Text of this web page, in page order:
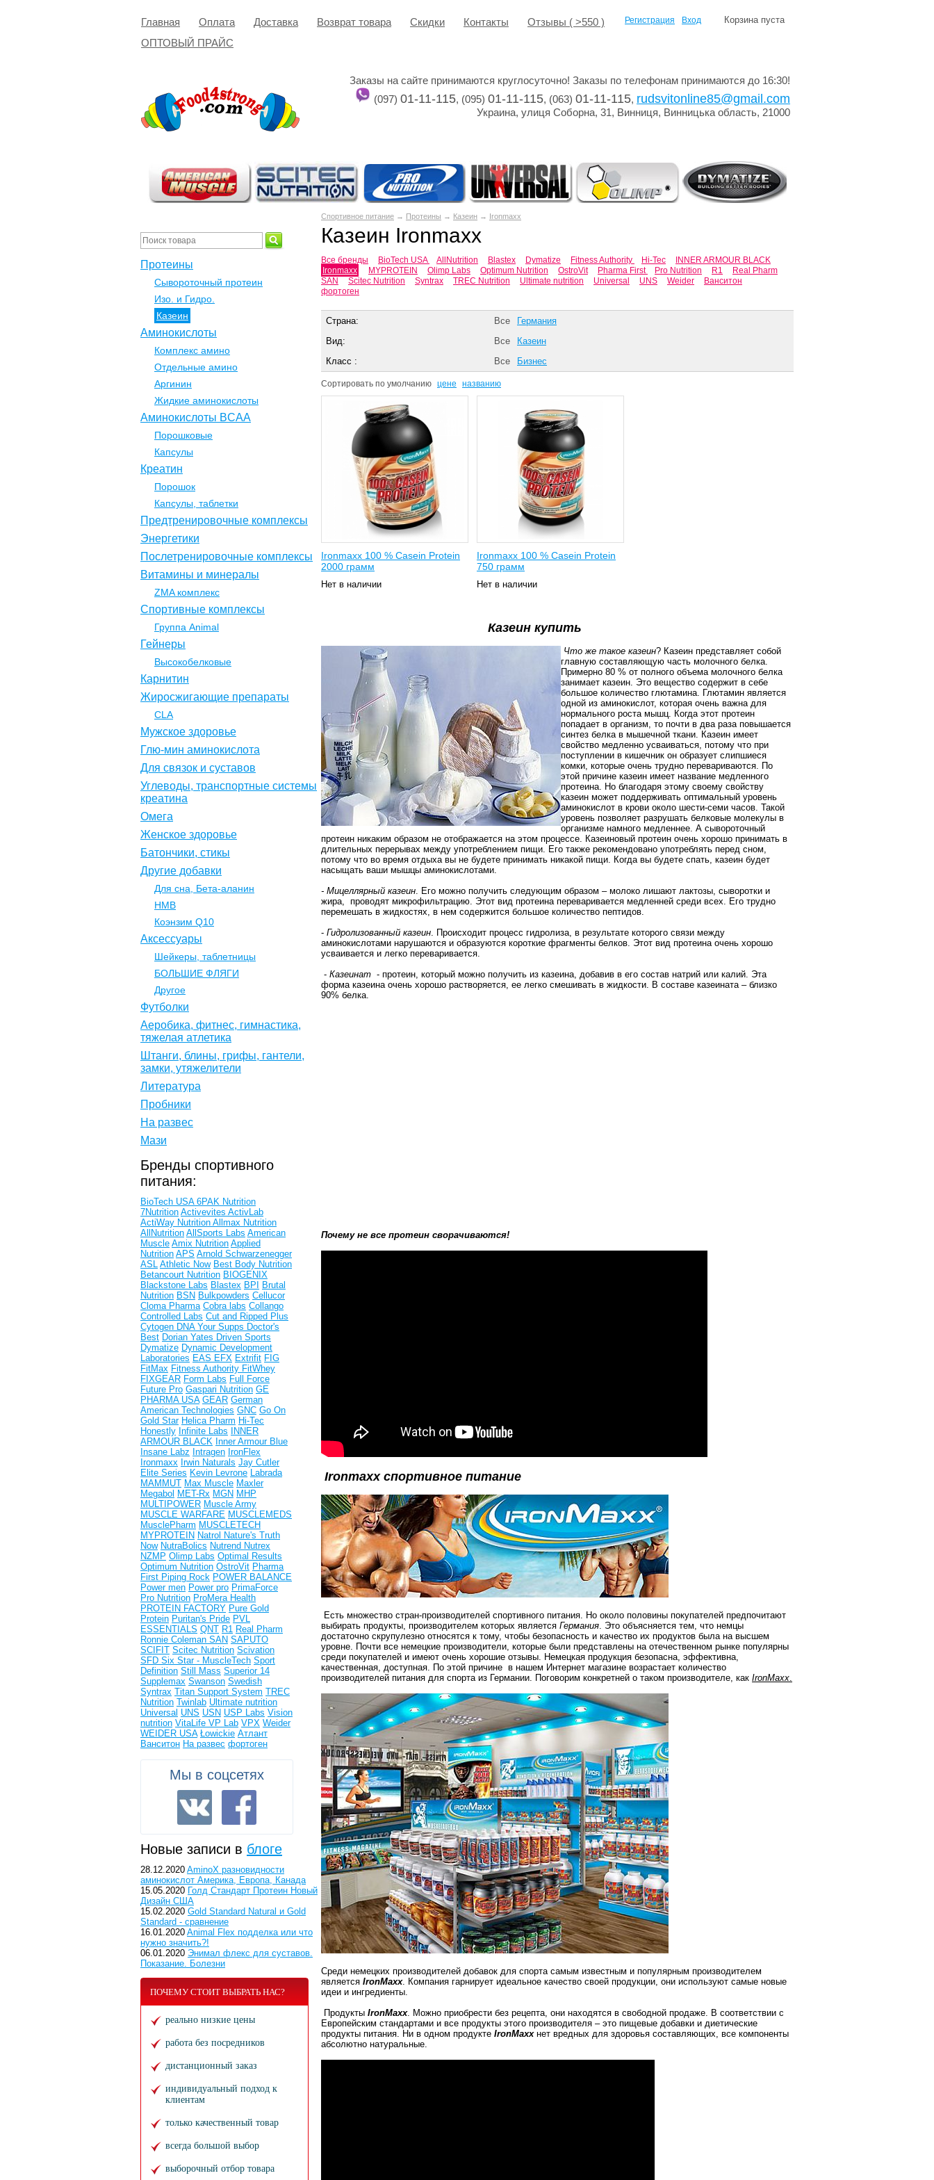
Главная Оплата Доставка Возврат товара Cкидки Контакты
Отзывы ( >550 )
ОПТОВЫЙ ПРАЙС
Корзина пуста
Регистрация Вход
Заказы на сайте принимаются круглосуточно! Заказы по телефонам принимаются до 16:30!
(097) 01-11-115, (095) 01-11-115, (063) 01-11-115, rudsvitonline85@gmail.com
Украина, улиця Соборна, 31, Винниця, Винницька область, 21000
Спортивное питание → Протеины → Казеин → Ironmaxx
Казеин Ironmaxx
Все бренды BioTech USA AllNutrition Blastex Dymatize Fitness Authority Hi-Tec
INNER ARMOUR BLACK
Ironmaxx
MYPROTEIN Olimp Labs Optimum Nutrition OstroVit Pharma First Pro Nutrition R1
Real Pharm
SAN
Scitec Nutrition Syntrax TREC Nutrition Ultimate nutrition Universal UNS Weider
Ванситон
фортоген
Страна: Все
Германия
Вид:
Все
Казеин
Класс :
Все Бизнес
Сортировать по умолчанию цене названию
Ironmaxx 100 % Casein Protein
2000 грамм
Нет в наличии
Ironmaxx 100 % Casein Protein
750 грамм
Нет в наличии
Казеин купить
Что же такое казеин? Казеин представляет собой
главную составляющую часть молочного белка.
Примерно 80 % от полного объема молочного белка
занимает казеин. Это вещество содержит в себе
большое количество глютамина. Глютамин является
одной из аминокислот, которая очень важна для
нормального роста мышц. Когда этот протеин
попадает в организм, то почти в два раза повышается
синтез белка в мышечной ткани. Казеин имеет
свойство медленно усваиваться, потому что при
поступлении в кишечник он образует слипшиеся
комки, которые очень трудно перевариваются. По
этой причине казеин имеет название медленного
протеина. Но благодаря этому своему свойству
казеин может поддерживать оптимальный уровень
аминокислот в крови около шести-семи часов. Такой
уровень позволяет разрушать белковые молекулы в
организме намного медленнее. А сывороточный
протеин никаким образом не отображается на этом процессе. Казеиновый протеин очень хорошо принимать в
длительных перерывах между употреблением пищи. Его также рекомендовано употреблять перед сном,
потому что во время отдыха вы не будете принимать никакой пищи. Когда вы будете спать, казеин будет
насыщать ваши мышцы аминокислотами.
- Мицеллярный казеин. Его можно получить следующим образом – молоко лишают лактозы, сыворотки и
жира, проводят микрофильтрацию. Этот вид протеина переваривается медленней среди всех. Его трудно
перемешать в жидкостях, в нем содержится большое количество пептидов.
- Гидролизованный казеин. Происходит процесс гидролиза, в результате которого связи между
аминокислотами нарушаются и образуются короткие фрагменты белков. Этот вид протеина очень хорошо
усваивается и легко переваривается.
- Казеинат - протеин, который можно получить из казеина, добавив в его состав натрий или калий. Эта
форма казеина очень хорошо растворяется, ее легко смешивать в жидкости. В составе казеината – близко
90% белка.
Почему не все протеин сворачиваются!
Ironmaxx спортивное питание
Есть множество стран-производителей спортивного питания. Но около половины покупателей предпочитают
выбирать продукты, производителем которых является Германия. Это объясняется тем, что немцы
достаточно скрупулезно относятся к тому, чтобы безопасность и качество их продуктов была на высшем
уровне. Почти все немецкие производители, которые были представлены на отечественном рынке популярны
среди покупателей и имеют очень хорошие отзывы. Немецкая продукция безопасна, эффективна,
качественная, доступная. По этой причине в нашем Интернет магазине возрастает количество
производителей питания для спорта из Германии. Поговорим конкретней о таком производителе, как IronMaxx.
Среди немецких производителей добавок для спорта самым известным и популярным производителем
является IronMaxx. Компания гарнирует идеальное качество своей продукции, они используют самые новые
идеи и ингредиенты.
Продукты IronMaxx. Можно приобрести без рецепта, они находятся в свободной продаже. В соответствии с
Европейским стандартами и все продукты этого производителя – это пищевые добавки и диетические
продукты питания. Ни в одном продукте IronMaxx нет вредных для здоровья составляющих, все компоненты
абсолютно натуральные.
Протеины
Сывороточный протеин
Изо. и Гидро.
Казеин
Аминокислоты
Комплекс амино
Отдельные амино
Аргинин
Жидкие аминокислоты
Аминокислоты BCAA
Порошковые
Капсулы
Креатин
Порошок
Капсулы, таблетки
Предтренировочные комплексы
Энергетики
Послетренировочные комплексы
Витамины и минералы
ZMA комплекс
Спортивные комплексы
Группа Animal
Гейнеры
Высокобелковые
Карнитин
Жиросжигающие препараты
CLA
Мужское здоровье
Глю-мин аминокислота
Для связок и суставов
Углеводы, транспортные системы
креатина
Омега
Женское здоровье
Батончики, стикы
Другие добавки
Для сна, Бета-аланин
НМВ
Коэнзим Q10
Аксессуары
Шейкеры, таблетницы
БОЛЬШИЕ ФЛЯГИ
Другое
Футболки
Аеробика, фитнес, гимнастика,
тяжелая атлетика
Штанги, блины, грифы, гантели,
замки, утяжелители
Литература
Пробники
На развес
Мази
Бренды спортивного
питания:
BioTech USA 6PAK Nutrition
7Nutrition Activevites ActivLab
ActiWay Nutrition Allmax Nutrition
AllNutrition AllSports Labs American
Muscle Amix Nutrition Applied
Nutrition APS Arnold Schwarzenegger
ASL Athletic Now Best Body Nutrition
Betancourt Nutrition BIOGENIX
Blackstone Labs Blastex BPI
Brutal
Nutrition BSN Bulkpowders Cellucor
Cloma Pharma Cobra labs Collango
Controlled Labs Cut and Ripped Plus
Cytogen DNA Your Supps Doctor's
Best Dorian Yates Driven Sports
Dymatize Dynamic Development
Laboratories EAS EFX Extrifit FIG
FitMax Fitness Authority FitWhey
FIXGEAR Form Labs Full Force
Future Pro Gaspari Nutrition GE
PHARMA USA GEAR German
American Technologies GNC Go On
Gold Star Helica Pharm Hi-Tec
Honestly Infinite Labs
INNER
ARMOUR BLACK Inner Armour Blue
Insane Labz Intragen IronFlex
Ironmaxx Irwin Naturals Jay Cutler
Elite Series Kevin Levrone Labrada
MAMMUT Max Muscle Maxler
Megabol MET-Rx MGN MHP
MULTIPOWER Muscle Army
MUSCLE WARFARE MUSCLEMEDS
MusclePharm MUSCLETECH
MYPROTEIN Natrol Nature's Truth
Now NutraBolics Nutrend Nutrex
NZMP Olimp Labs Optimal Results
Optimum Nutrition OstroVit Pharma
First Piping Rock POWER BALANCE
Power men Power pro PrimaForce
Pro Nutrition ProMera Health
PROTEIN FACTORY Pure Gold
Protein Puritan's Pride PVL
ESSENTIALS QNT R1 Real Pharm
Ronnie Coleman SAN SAPUTO
SCIFIT Scitec Nutrition Scivation
SFD Six Star - MuscleTech Sport
Definition Still Mass Superior 14
Supplemax Swanson Swedish
Syntrax Titan Support System TREC
Nutrition Twinlab Ultimate nutrition
Universal UNS USN USP Labs Vision
nutrition VitaLife VP Lab VPX Weider
WEIDER USA Łowickie Атлант
Ванситон На развес фортоген
Мы в соцсетях
Новые записи в блоге
28.12.2020 AminoX разновидности
аминокислот Америка, Европа, Канада
15.05.2020 Голд Стандарт Протеин Новый
Дизайн США
15.02.2020 Gold Standard Natural и Gold
Standard - сравнение
16.01.2020 Animal Flex подделка или что
нужно значить?!
06.01.2020 Энимал флекс для суставов.
Показание. Болезни
ПОЧЕМУ СТОИТ ВЫБРАТЬ НАС?
реально низкие цены
работа без посредников
дистанционный заказ
индивидуальный подход к
клиентам
только качественный товар
всегда большой выбор
выборочный отбор товара